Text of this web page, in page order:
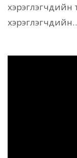
хэрэглэгчдийн